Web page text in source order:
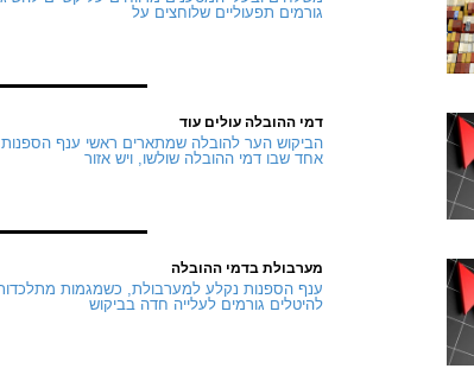
גורמים תפעוליים שלוחצים על
דמי ההובלה עולים עוד
הביקוש הער להובלה שמתארים ראשי ענף
אחד שבו דמי ההובלה שולשו, ויש אזור
מערבולת בדמי ההובלה
ענף הספנות נקלע למערבולת, כשמגמות
להיטלים גורמים לעלייה חדה בביקוש